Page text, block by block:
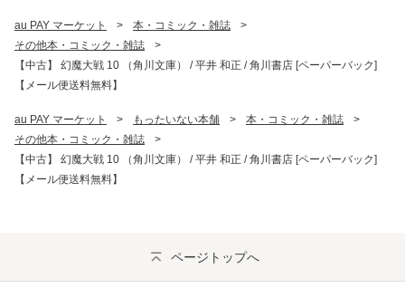
au PAY マーケット > 本・コミック・雑誌
>
その他本・コミック・雑誌
>
【中古】 幻魔大戦 10 （角川文庫） / 平井 和正 / 角川書店 [ペーパーバック]
【メール便送料無料】
au PAY マーケット > もったいない本舗 > 本・コミック・雑誌
>
その他本・コミック・雑誌
>
【中古】 幻魔大戦 10 （角川文庫） / 平井 和正 / 角川書店 [ペーパーバック]
【メール便送料無料】
ページトップへ